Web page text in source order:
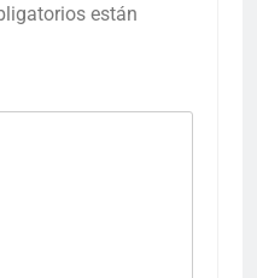
están